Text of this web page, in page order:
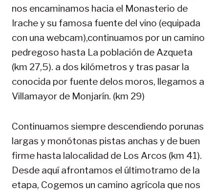
nos encaminamos hacia el Monasterio de
Irache y su famosa fuente del vino (equipada
con una webcam),continuamos por un camino
pedregoso hasta La población de Azqueta
(km 27,5). a dos kilómetros y tras pasar la
conocida por fuente delos moros, llegamos a
Villamayor de Monjarín. (km 29)
Continuamos siempre descendiendo porunas
largas y monótonas pistas anchas y de buen
firme hasta lalocalidad de Los Arcos (km 41).
Desde aquí afrontamos el últimotramo de la
etapa, Cogemos un camino agrícola que nos